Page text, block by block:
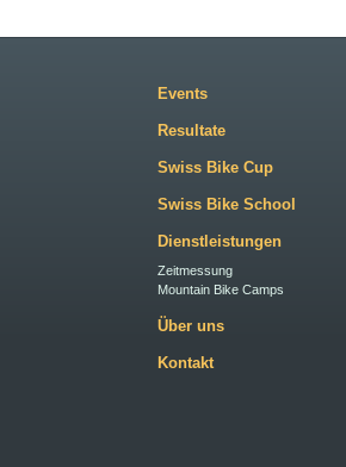
Events
Resultate
Swiss Bike Cup
Swiss Bike School
Dienstleistungen
Zeitmessung
Mountain Bike Camps
Über uns
Kontakt